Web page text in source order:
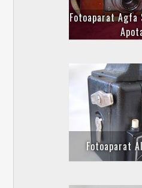
Fotoaparat
Fotoaparat